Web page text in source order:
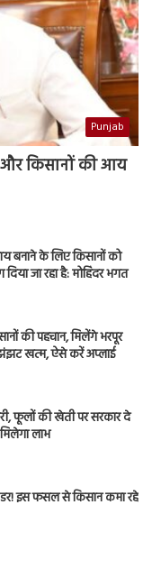
Punjab
और किसानों की आय
बनाने के लिए किसानों को
जा रहा है: मोहिंदर भगत
की पहचान, मिलेंगे भरपूर
झंझट खत्म, ऐसे करें अप्लाई
फूलों की खेती पर सरकार दे
लाभ
इस फसल से किसान कमा रहे